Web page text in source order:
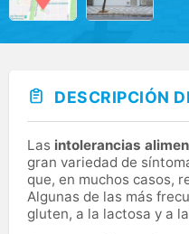
DESCRIPCIÓN
Las intolerancias
gran variedad de
que, en muchos casos,
Algunas de las más
gluten, a la lactosa y a